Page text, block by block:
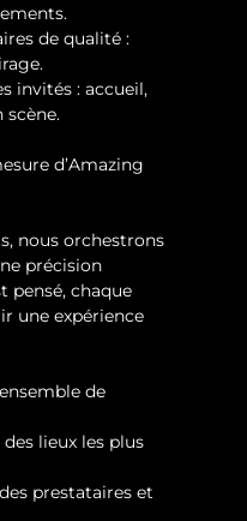
de qualité :
invités : accueil,
scène.
d’Amazing
nous orchestrons
précision
pensé, chaque
une expérience
de
lieux les plus
prestataires et